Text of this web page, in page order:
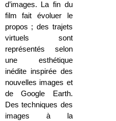
d’images. La fin du
film fait évoluer le
propos ; des trajets
virtuels sont
représentés selon
une esthétique
inédite inspirée des
nouvelles images et
de Google Earth.
Des techniques des
images à la